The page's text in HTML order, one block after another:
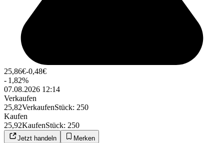
25,86€-0,48€
- 1,82%
07.08.2026 12:14
Verkaufen
25,82VerkaufenStück: 250
Kaufen
25,92KaufenStück: 250
Jetzt handeln Merken